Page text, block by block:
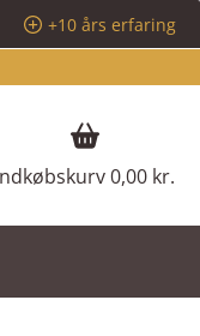
+10 års erfaring
0,00 kr.